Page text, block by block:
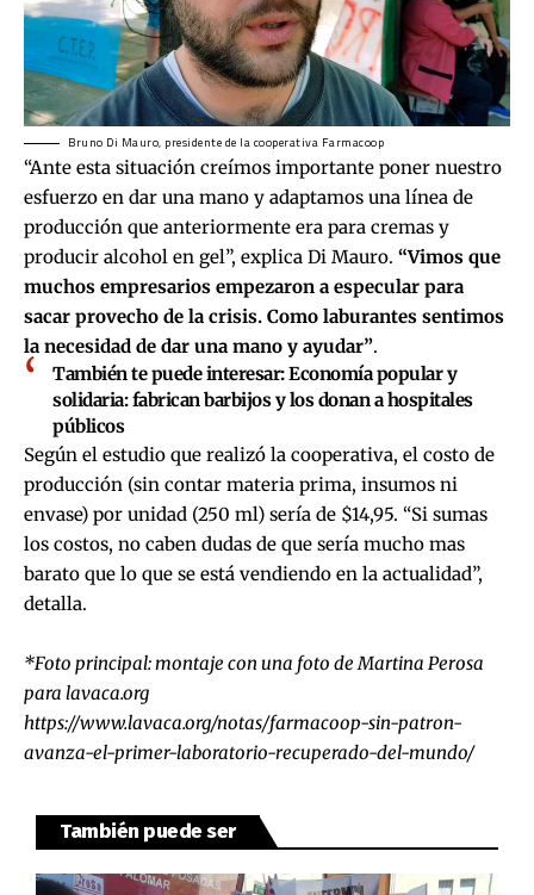
Bruno Di Mauro, presidente de la cooperativa Farmacoop
“Ante esta situación creímos importante poner nuestro
esfuerzo en dar una mano y adaptamos una línea de
producción que anteriormente era para cremas y
producir alcohol en gel”, explica Di Mauro. “Vimos que
muchos empresarios empezaron a especular para
sacar provecho de la crisis. Como laburantes sentimos
la necesidad de dar una mano y ayudar”.
También te puede interesar:Economía popular y
solidaria: fabrican barbijos y los donan a hospitales
públicos
Según el estudio que realizó la cooperativa, el costo de
producción (sin contar materia prima, insumos ni
envase) por unidad (250 ml) sería de $14,95. “Si sumas
los costos, no caben dudas de que sería mucho mas
barato que lo que se está vendiendo en la actualidad”,
detalla.
*Foto principal: montaje con una foto de Martina Perosa
para lavaca.org
https://www.lavaca.org/notas/farmacoop-sin-patron-
avanza-el-primer-laboratorio-recuperado-del-mundo/
También puede ser